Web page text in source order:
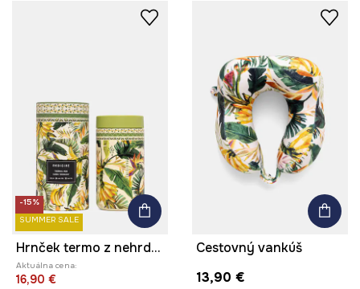
-15%
SUMMER SALE
Hrnček termo z nehrdzavejúcej ocele 480 ml
Aktuálna cena:
16,90 €
Cestovný vankúš
13,90 €